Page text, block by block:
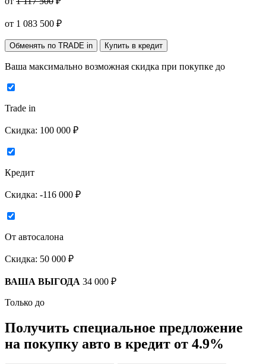
от 1 083 500 ₽
Обменять по TRADE in Купить в кредит
Ваша максимально возможная скидка при покупке до
Trade in
Скидка: 100 000 ₽
Кредит
Скидка: -116 000 ₽
От автосалона
Скидка: 50 000 ₽
ВАША ВЫГОДА 34 000 ₽
Только до
Получить специальное предложение
на покупку авто в кредит от 4.9%